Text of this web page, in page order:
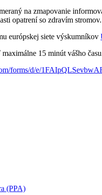
na zmapovanie
opatrení so zdravím stromov.
európskej siete výskumníkov
15 minút vášho
forms/d/e/
(PPA)